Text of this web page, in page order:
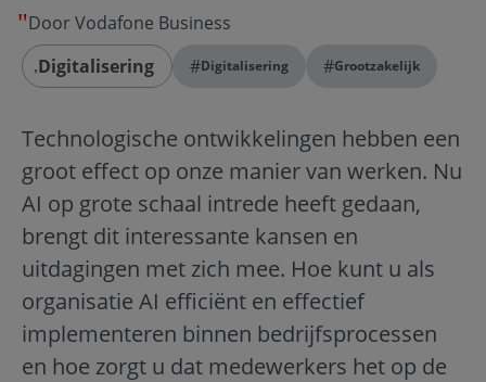
Door Vodafone Business
Digitalisering
#Digitalisering #Grootzakelijk
Technologische ontwikkelingen hebben een
groot effect op onze manier van werken. Nu
AI op grote schaal intrede heeft gedaan,
brengt dit interessante kansen en
uitdagingen met zich mee. Hoe kunt u als
organisatie AI efficiënt en effectief
implementeren binnen bedrijfsprocessen
en hoe zorgt u dat medewerkers het op de